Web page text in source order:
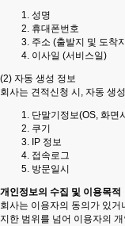
성명
휴대폰번호
주소 (출발지 및 도착
이사일 (서비스일)
(2) 자동 생성 정보
회사는 견적신청 시, 자동 생
단말기정보(OS, 화면
쿠기
IP 정보
접속로그
방문일시
개인정보의 수집 및 이용목적
회사는 이용자의 동의가 있
지한 범위를 넘어 이용자의